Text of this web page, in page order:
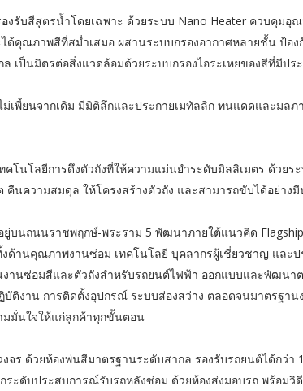
งรับสีสูตรน้ำโดยเฉพาะ ด้วยระบบ Nano Heater ควบคุม
ด้คุณภาพสีที่สม่ำเสมอ ผสานระบบกรองอากาศหลายชั้น ป้อ
เป็นมิตรต่อสิ่งแวดล้อมด้วยระบบกรองไอระเหยของสีที่มีปร
เพี้ยนจากเดิม มีมิติลึกและประกายเมทัลลิก ทนแดดและมลภ
คโนโลยีการดึงตัวถังที่ให้ความแม่นยำระดับมิลลิเมตร ด้วย
คืนความสมดุล ให้โครงสร้างตัวถัง และสามารถขับได้อย่าง
ยู่บนถนนราชพฤกษ์-พระราม 5 พัฒนาภายใต้แนวคิด
ด้านคุณภาพงานซ่อม เทคโนโลยี บุคลากรผู้เชี่ยวชาญ และ
านซ่อมสีและตัวถังสำหรับรถยนต์ไฟฟ้า ออกแบบและพัฒนาต
บัติงาน การติดตั้งอุปกรณ์ ระบบส่องสว่าง ตลอดจนมาตรฐาน
มมั่นใจให้แก่ลูกค้าทุกขั้นตอน
จร ด้วยห้องพ่นสีมาตรฐานระดับสากล รองรับรถยนต์ได้กว่
ระดับประสบการณ์รับรถหลังซ่อม ด้วยห้องส่งมอบรถ พร้อม